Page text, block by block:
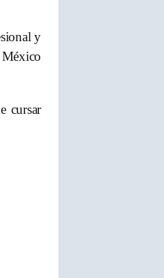
y
México
cursar